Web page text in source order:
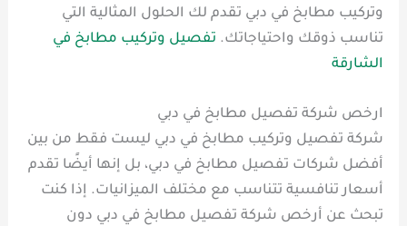
وتركيب مطابخ في دبي تقدم لك الحلول المثالية التي
تناسب ذوقك واحتياجاتك. تفصيل وتركيب مطابخ في
الشارقة
ارخص شركة تفصيل مطابخ في دبي
شركة تفصيل وتركيب مطابخ في دبي ليست فقط من بين
أفضل شركات تفصيل مطابخ في دبي، بل إنها أيضًا تقدم
أسعار تنافسية تتناسب مع مختلف الميزانيات. إذا كنت
تبحث عن أرخص شركة تفصيل مطابخ في دبي دون